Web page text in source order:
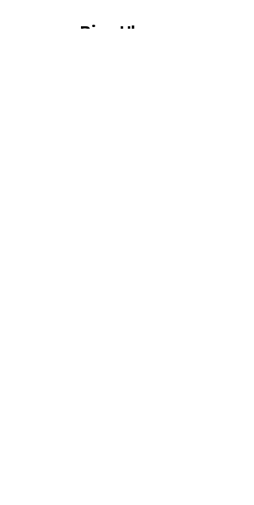
Bize Ulaşın